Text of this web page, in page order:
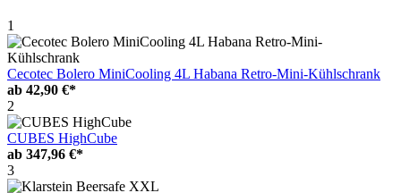
1
Cecotec Bolero MiniCooling 4L Habana Retro-Mini-Kühlschrank
ab 42,90 €*
2
CUBES HighCube
ab 347,96 €*
3